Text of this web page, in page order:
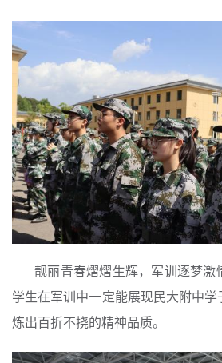
靓丽青春熠熠生辉，军训逐梦激
学生在军训中一定能展现民大附中
炼出百折不挠的精神品质。